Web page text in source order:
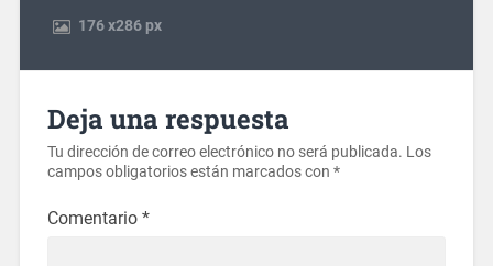
176x286 px
Deja una respuesta
Tu dirección de correo electrónico no será publicada. Los
campos obligatorios están marcados con *
Comentario *